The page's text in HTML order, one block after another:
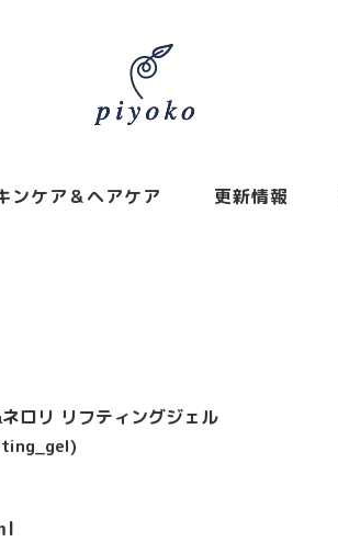
ンケア＆ヘアケア 更新情報
ロリ リフティングジェル